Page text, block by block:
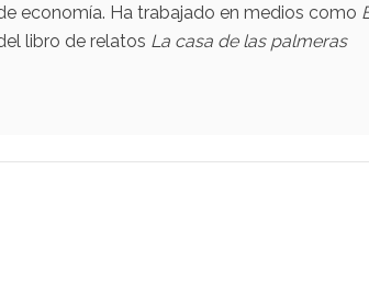
economía. Ha trabajado en medios como
libro de relatos La casa de las palmeras